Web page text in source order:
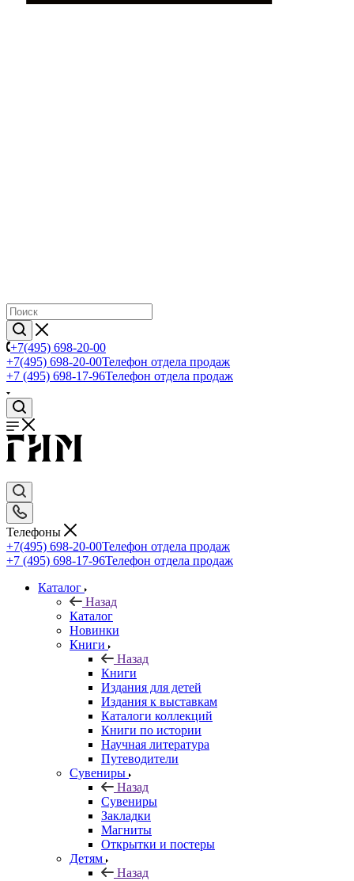
+7(495) 698-20-00
+7(495) 698-20-00Телефон отдела продаж
+7 (495) 698-17-96Телефон отдела продаж
Телефоны
+7(495) 698-20-00Телефон отдела продаж
+7 (495) 698-17-96Телефон отдела продаж
Каталог
Назад
Каталог
Новинки
Книги
Назад
Книги
Издания для детей
Издания к выставкам
Каталоги коллекций
Книги по истории
Научная литература
Путеводители
Сувениры
Назад
Сувениры
Закладки
Магниты
Открытки и постеры
Детям
Назад